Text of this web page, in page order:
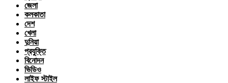
জেলা
কলকাতা
দেশ
খেলা
দুনিয়া
প্রযুক্তি
বিনোদন
ভিডিও
লাইফ স্টাইল